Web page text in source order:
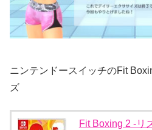
ニンテンドースイッチのFit
ズ
Fit Boxing 2 -リ